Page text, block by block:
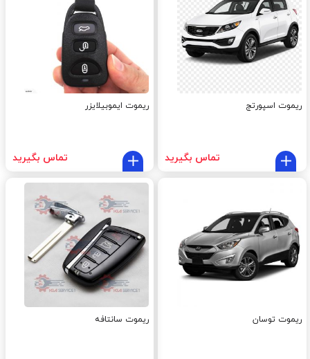
ریموت اسپورتج
تماس بگیرید
ریموت ایموبیلایزر
تماس بگیرید
ریموت توسان ریموت سانتافه